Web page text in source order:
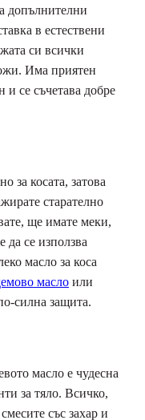
допълнителни
в естествени
си всички
Има приятен
и се съчетава добре
за косата, затова
старателно
ще имате меки,
се използва
масло за коса
масло или
силна защита.
масло е чудесна
за тяло. Всичко,
със захар и